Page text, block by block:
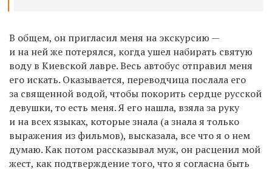
В общем, он пригласил меня на экскурсию —
и на ней же потерялся, когда ушел набирать святую
воду в Киевской лавре. Весь автобус отправил меня
его искать. Оказывается, переводчица послала его
за священной водой, чтобы покорить сердце русской
девушки, то есть меня. Я его нашла, взяла за руку
и на всех языках, которые знала (а знала я только
выражения из фильмов), высказала, все что я о нем
думаю. Как потом рассказывал муж, он расценил мой
жест, как подтверждениетого, что я согласна быть